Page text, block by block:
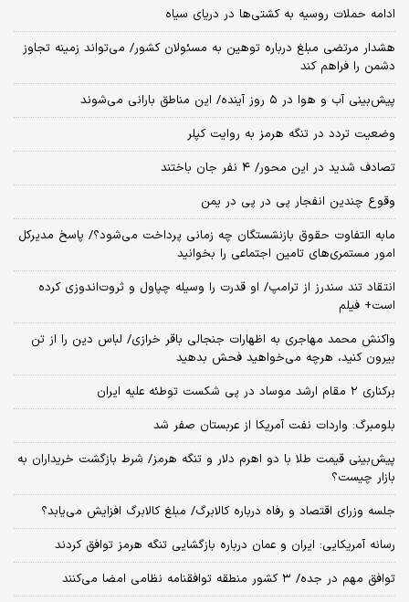
ادامه حملات روسیه به کشتی‌ها در دریای سیاه
هشدار مرتضی مبلغ درباره توهین به مسئولان کشور/ می‌تواند زمینه تجاوز
دشمن را فراهم کند
پیش‌بینی آب و هوا در ۵ روز آینده/ این مناطق بارانی می‌شوند
وضعیت تردد در تنگه هرمز به روایت کپلر
تصادف شدید در این محور/ ۴ نفر جان باختند
وقوع چندین انفجار پی در پی در یمن
مابه التفاوت حقوق بازنشستگان چه زمانی پرداخت می‌شود؟/ پاسخ مدیرکل
امور مستمری‌های تامین اجتماعی را بخوانید
انتقاد تند سندرز از ترامپ/ او قدرت را وسیله چپاول و ثروت‌اندوزی کرده
است+ فیلم
واکنش محمد مهاجری به اظهارات جنجالی باقر خرازی/ لباس دین را از تن
بیرون کنید، هرچه می‌خواهید فحش بدهید
برکناری ۲ مقام‌ ارشد موساد در پی شکست توطئه علیه ایران
بلومبرگ: واردات نفت آمریکا از عربستان صفر شد
پیش‌بینی قیمت طلا با دو اهرم دلار و تنگه هرمز/ شرط بازگشت خریداران به
بازار چیست؟
جلسه وزرای اقتصاد و رفاه درباره کالابرگ/ مبلغ کالابرگ افزایش می‌یابد؟
رسانه آمریکایی: ایران و عمان درباره بازگشایی تنگه هرمز توافق کردند
توافق مهم در جده/ ۳ کشور منطقه توافقنامه نظامی امضا می‌کنند